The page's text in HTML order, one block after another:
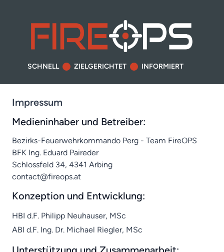
SCHNELL ZIELGERICHTET INFORMIERT
Impressum
Medieninhaber und Betreiber:
Bezirks-Feuerwehrkommando Perg - Team FireOPS
BFK Ing. Eduard Paireder
Schlossfeld 34, 4341 Arbing
contact@fireops.at
Konzeption und Entwicklung:
HBI d.F. Philipp Neuhauser, MSc
ABI d.F. Ing. Dr. Michael Riegler, MSc